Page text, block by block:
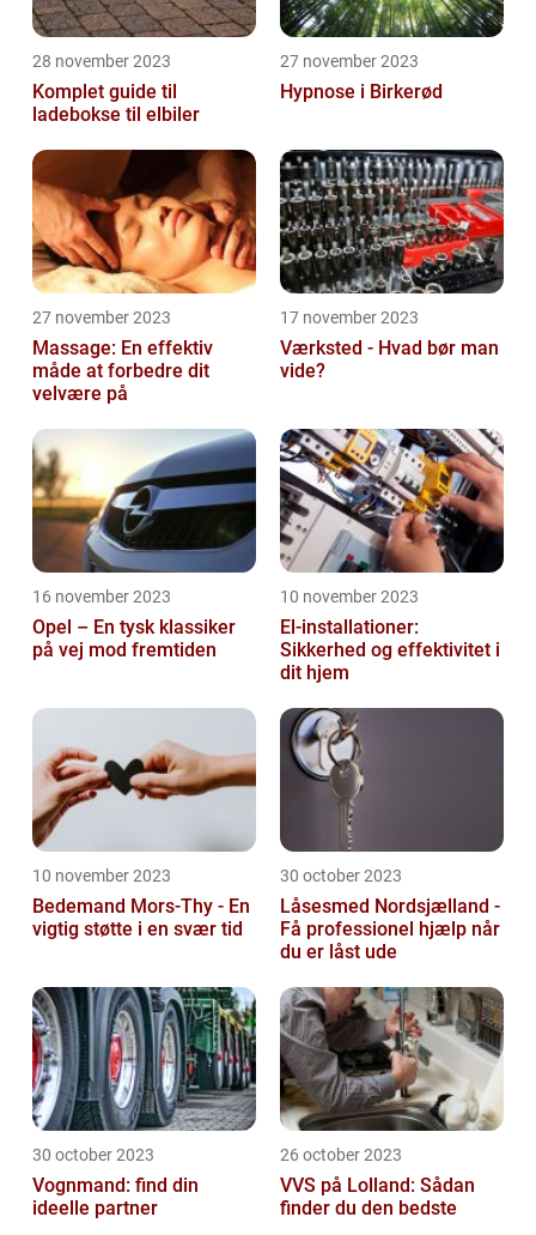
28 november 2023
Komplet guide til
ladebokse til elbiler
27 november 2023
Hypnose i Birkerød
27 november 2023
Massage: En effektiv
måde at forbedre dit
velvære på
17 november 2023
Værksted - Hvad bør man
vide?
16 november 2023
Opel – En tysk klassiker
på vej mod fremtiden
10 november 2023
El-installationer:
Sikkerhed og effektivitet i
dit hjem
10 november 2023
Bedemand Mors-Thy - En
vigtig støtte i en svær tid
30 october 2023
Låsesmed Nordsjælland -
Få professionel hjælp når
du er låst ude
30 october 2023
Vognmand: find din
ideelle partner
26 october 2023
VVS på Lolland: Sådan
finder du den bedste